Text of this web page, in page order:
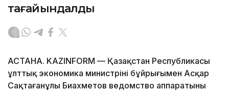
тағайындалды
АСТАНА. KAZINFORM — Қазақстан Республикасы
ұлттық экономика министрінің бұйрығымен Асқар
Сақтағанұлы Биахметов ведомство аппаратының